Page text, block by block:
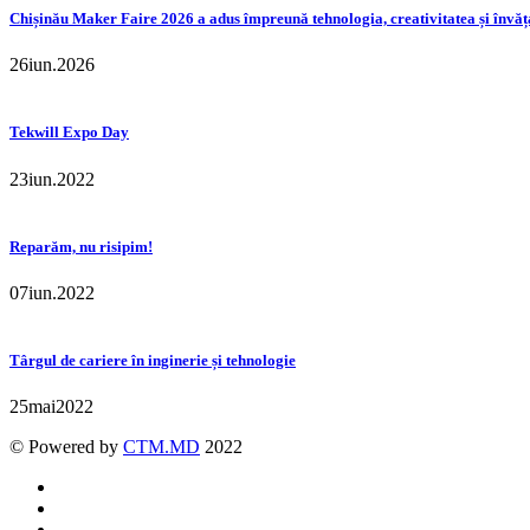
Chișinău Maker Faire 2026 a adus împreună tehnologia, creativitatea și
26iun.2026
Tekwill Expo Day
23iun.2022
Reparăm, nu risipim!
07iun.2022
Târgul de cariere în inginerie și tehnologie
25mai2022
© Powered by CTM.MD 2022